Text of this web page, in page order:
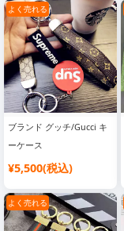
柄 レザー ロゴ付き 新作
オシャレ カラフル キーホ
ルダー 送料無料
よく売れる
ブランド グッチ/Gucci キ
ーケース
¥5,500(税込)
よく売れる